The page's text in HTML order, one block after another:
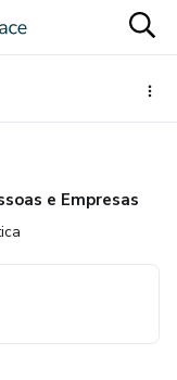
e Empresas